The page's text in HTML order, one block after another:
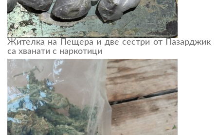
Жителка на Пещера и две сестри от Пазарджик
са хванати с наркотици